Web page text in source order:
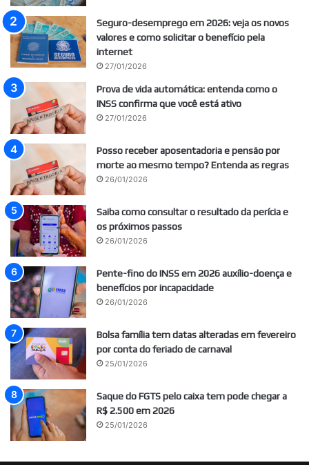
Seguro-desemprego em 2026: veja os novos
valores e como solicitar o benefício pela
internet
27/01/2026
Prova de vida automática: entenda como o
INSS confirma que você está ativo
27/01/2026
Posso receber aposentadoria e pensão por
morte ao mesmo tempo? Entenda as regras
26/01/2026
Saiba como consultar o resultado da perícia e
os próximos passos
26/01/2026
Pente-fino do INSS em 2026 auxílio-doença e
benefícios por incapacidade
26/01/2026
Bolsa família tem datas alteradas em fevereiro
por conta do feriado de carnaval
25/01/2026
Saque do FGTS pelo caixa tem pode chegar a
R$ 2.500 em 2026
25/01/2026